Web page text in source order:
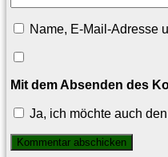
Name, E-Mail-Adresse
Mit dem Absenden des
Ja, ich möchte auch